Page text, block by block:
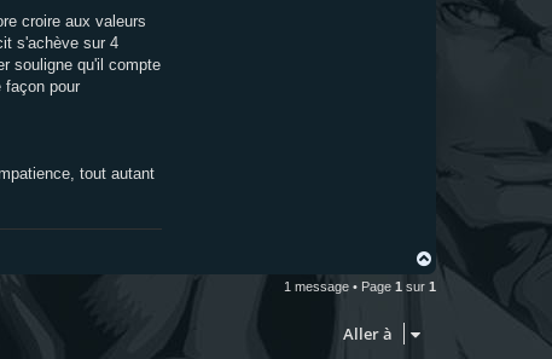
croire aux valeurs
s'achève sur 4
souligne qu'il compte
façon pour
tout autant
H
a
u
1 message • Page 1 sur 1
Aller à